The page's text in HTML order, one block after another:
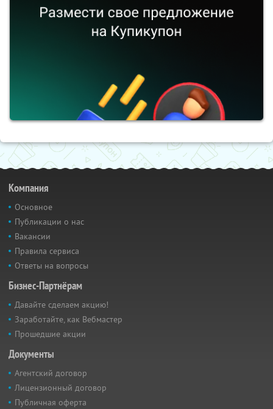
Компания
Основное
Публикации о нас
Вакансии
Правила сервиса
Ответы на вопросы
Бизнес-Партнёрам
Давайте сделаем акцию!
Заработайте, как Вебмастер
Прошедшие акции
Документы
Агентский договор
Лицензионный договор
Публичная оферта